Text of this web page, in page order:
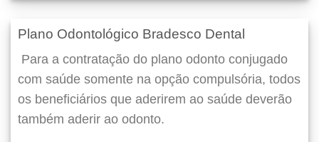
Plano Odontológico Bradesco Dental
Para a contratação do plano odonto conjugado
com saúde somente na opção compulsória, todos
os beneficiários que aderirem ao saúde deverão
também aderir ao odonto.